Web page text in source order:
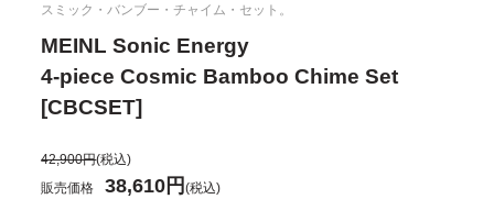
スミック・バンブー・チャイム・セット。
MEINL Sonic Energy
4-piece Cosmic Bamboo Chime Set
[CBCSET]
42,900円(税込)
販売価格
38,610円(税込)